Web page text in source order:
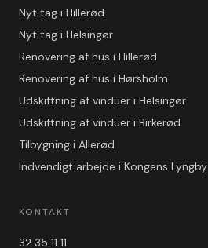
Nyt tag i Hillerød
Nyt tag i Helsingør
Renovering af hus i Hillerød
Renovering af hus i Hørsholm
Udskiftning af vinduer i Helsingør
Udskiftning af vinduer i Birkerød
Tilbygning i Allerød
Indvendigt arbejde i Kongens Lyngby
KONTAKT
32 35 11 11